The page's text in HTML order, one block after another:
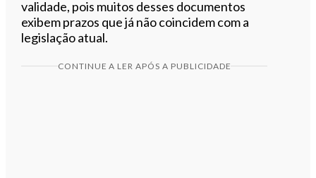
validade, pois muitos desses documentos
exibem prazos que já não coincidem com a
legislação atual.
CONTINUE A LER APÓS A PUBLICIDADE